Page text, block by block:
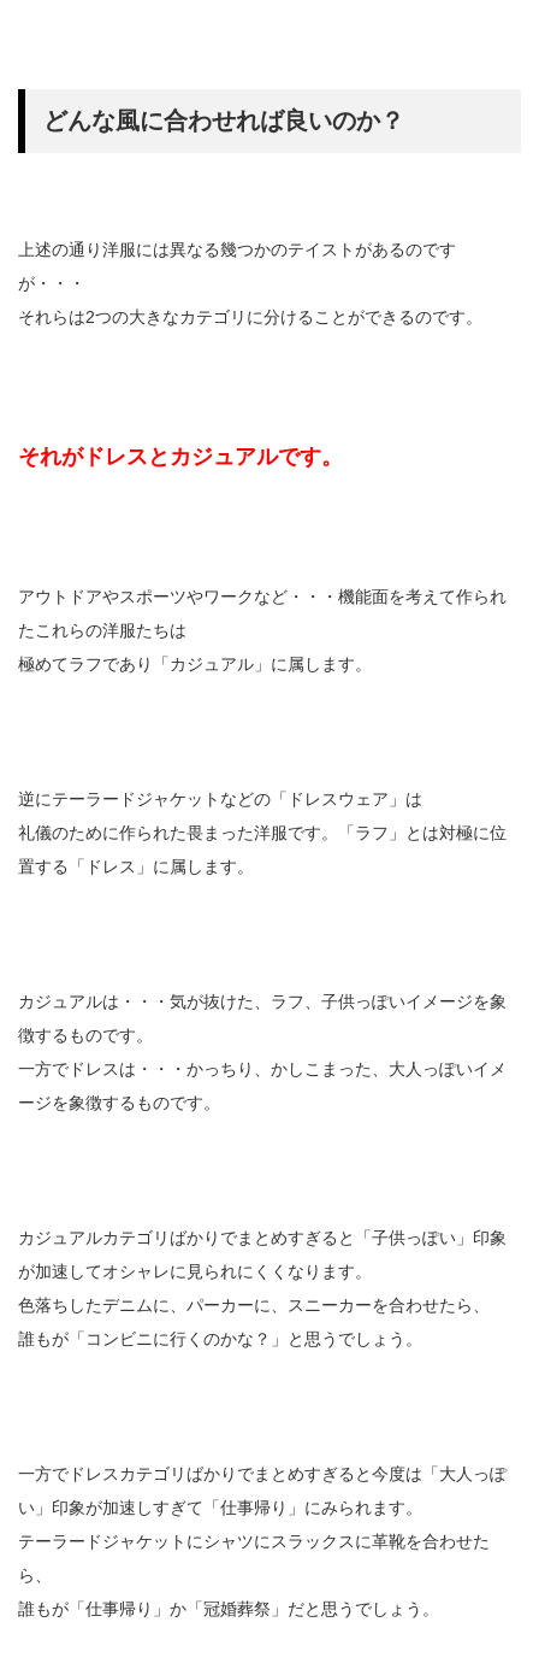
どんな風に合わせれば良いのか？
上述の通り洋服には異なる幾つかのテイストがあるのです
が・・・
それらは2つの大きなカテゴリに分けることができるのです。
それがドレスとカジュアルです。
アウトドアやスポーツやワークなど・・・機能面を考えて作られ
たこれらの洋服たちは
極めてラフであり「カジュアル」に属します。
逆にテーラードジャケットなどの「ドレスウェア」は
礼儀のために作られた畏まった洋服です。「ラフ」とは対極に位
置する「ドレス」に属します。
カジュアルは・・・気が抜けた、ラフ、子供っぽいイメージを象
徴するものです。
一方でドレスは・・・かっちり、かしこまった、大人っぽいイメ
ージを象徴するものです。
カジュアルカテゴリばかりでまとめすぎると「子供っぽい」印象
が加速してオシャレに見られにくくなります。
色落ちしたデニムに、パーカーに、スニーカーを合わせたら、
誰もが「コンビニに行くのかな？」と思うでしょう。
一方でドレスカテゴリばかりでまとめすぎると今度は「大人っぽ
い」印象が加速しすぎて「仕事帰り」にみられます。
テーラードジャケットにシャツにスラックスに革靴を合わせた
ら、
誰もが「仕事帰り」か「冠婚葬祭」だと思うでしょう。